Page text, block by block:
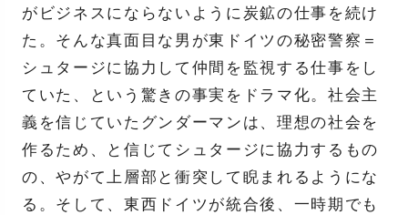
がビジネスにならないように炭鉱の仕事を続け
た。そんな真面目な男が東ドイツの秘密警察＝
シュタージに協力して仲間を監視する仕事をし
ていた、という驚きの事実をドラマ化。社会主
義を信じていたグンダーマンは、理想の社会を
作るため、と信じてシュタージに協力するもの
の、やがて上層部と衝突して睨まれるようにな
る。そして、東西ドイツが統合後、一時期でも